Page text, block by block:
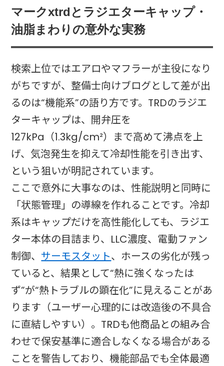
マークxtrdとラジエターキャップ・
油脂まわりの意外な実務
検索上位ではエアロやマフラーが主役になり
がちですが、整備士向けブログとして差が出
るのは“機能系”の語り方です。TRDのラジエ
ターキャップは、開弁圧を
127kPa（1.3kg/cm²）まで高めて沸点を上
げ、気泡発生を抑えて冷却性能を引き出す、
という狙いが明記されています。
ここで意外に大事なのは、性能説明と同時に
「状態管理」の導線を作れることです。冷却
系はキャップだけを高性能化しても、ラジエ
ター本体の目詰まり、LLC濃度、電動ファン
制御、 サーモスタット、ホースの劣化が残っ
ていると、結果として“熱に強くなったは
ず”が“熱トラブルの顕在化”に見えることがあ
ります（ユーザー心理的には改造後の不具合
に直結しやすい）。TRDも他商品との組み合
わせで保安基準に適合しなくなる場合がある
ことを警告しており、機能部品でも全体最適